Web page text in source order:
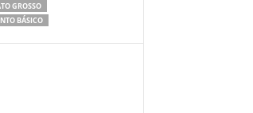
GROSSO
BÁSICO